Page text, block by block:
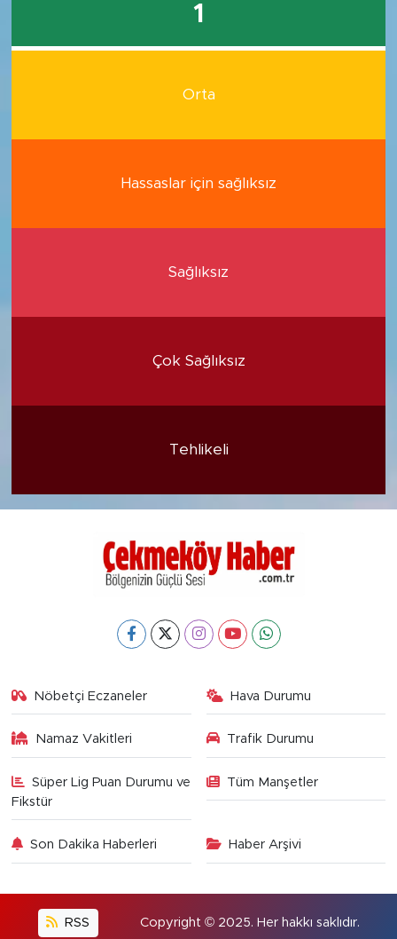
1
Orta
Hassaslar için sağlıksız
Sağlıksız
Çok Sağlıksız
Tehlikeli
Nöbetçi Eczaneler Hava Durumu
Namaz Vakitleri Trafik Durumu
Süper Lig Puan Durumu ve
Fikstür
Tüm Manşetler
Son Dakika Haberleri Haber Arşivi
RSS Copyright © 2025. Her hakkı saklıdır.